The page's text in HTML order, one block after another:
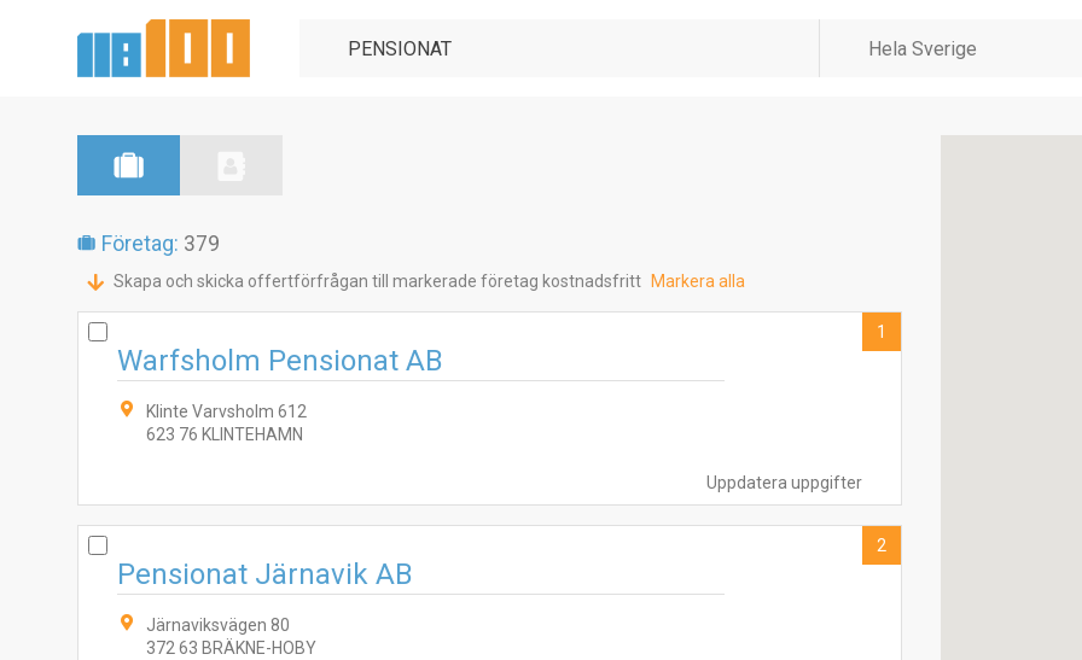
Företag: 379
Skapa och skicka offertförfrågan till markerade företag kostnadsfritt Markera alla
Uppdatera uppgifter
Warfsholm Pensionat AB
Klinte Varvsholm 612
623 76 KLINTEHAMN
1
Pensionat Järnavik AB
Järnaviksvägen 80
372 63 BRÄKNE-HOBY
2